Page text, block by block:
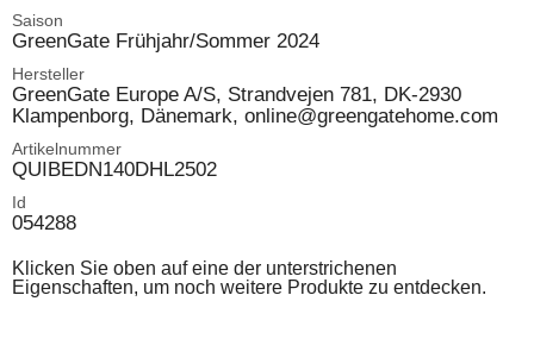
Saison
GreenGate Frühjahr/Sommer 2024
Hersteller
GreenGate Europe A/S, Strandvejen 781, DK-2930
Klampenborg, Dänemark, online@greengatehome.com
Artikelnummer
QUIBEDN140DHL2502
Id
054288
Klicken Sie oben auf eine der unterstrichenen
Eigenschaften, um noch weitere Produkte zu entdecken.